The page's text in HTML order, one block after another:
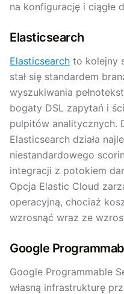
na konfigurację i ciągłe
Elasticsearch
Elasticsearch to kolejny
stał się standardem
wyszukiwania
bogaty DSL zapytań i
pulpitów analitycznych.
Elasticsearch działa
niestandardowego
integracji z potokiem
Opcja Elastic Cloud
operacyjną, chociaż
wzrosnąć wraz ze
Google
Google Programmable
własną infrastrukturę